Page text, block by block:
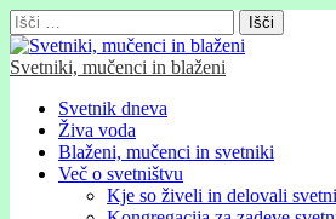
Išči:
Svetniki, mučenci in blaženi
Glavni
meni
Skip
content
Svetnik dneva
Živa voda
Blaženi, mučenci in svetniki
Več o svetništvu
Kje so živeli in delovali